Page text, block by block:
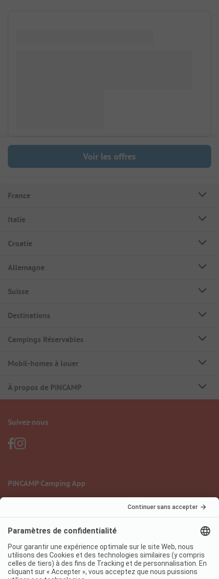
Voir les offres
France
Italie
Croatie
Allemagne
Suisse
Destinations
Campings Réservables
Mobil-homes à louer
À propos de PiNCAMP
Suivez-nous
PiNCAMP Camping App
Mentions légales
Protection des données
Conditions d'utilisation